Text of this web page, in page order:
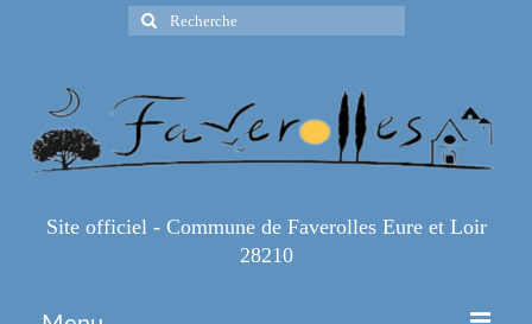
Rechercher
:
Site officiel - Commune de Faverolles Eure et Loir
28210